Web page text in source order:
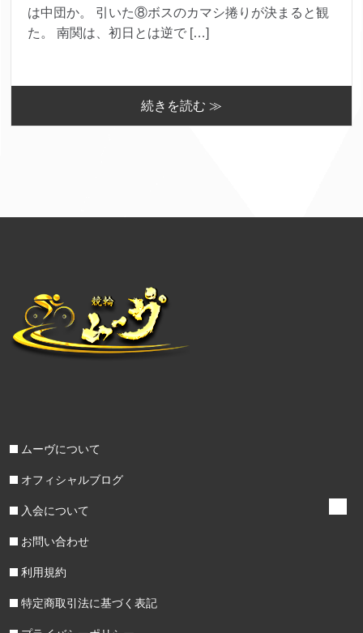
は中団か。 引いた⑧ボスのカマシ捲りが決まると観
た。 南関は、初日とは逆で […]
続きを読む ≫
ムーヴについて
オフィシャルブログ
入会について
お問い合わせ
利用規約
特定商取引法に基づく表記